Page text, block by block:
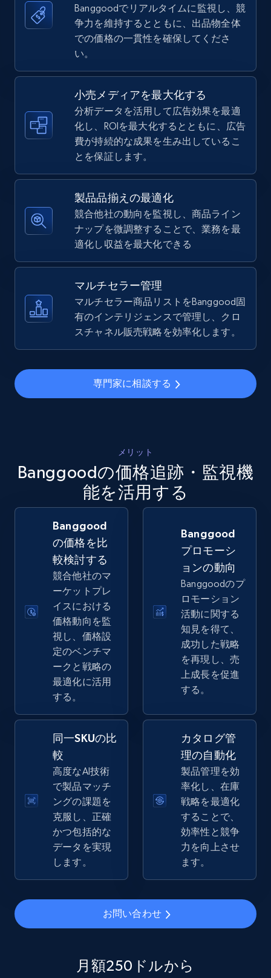
URL, Title, Available, Description, Currency, Initial
price, Final price, Discount percent, and more.
TikTok Shop - category
URL, Title, Available, Description, Currency, Initial
price, Final price, Discount percent, and more.
5.4K+ 668+ 今すぐ始める
TikTok Shop - Collect TikTok shop products
by keywords search
URL, Title, Available, Description, Currency, Initial
price, Final price, Discount percent, and more.
5.4K+ 668+ 今すぐ始める
Amazon sellers info
info, Stars, Feedbacks, Return policy, and more.
2.5K+ 378+ 今すぐ始める
URL, Product id, Title, Seller name, Seller rating,
Seller reviews, Breadcrumbs, Root category, and
more.
2.5K+
eBay - Gather data on products using
specified keywords
URL, Product id, Title, Seller name, Seller rating,
Seller reviews, Breadcrumbs, Root category, and
more.
2.5K+ 359+ 今すぐ始める
eBay - Collect products from shops on eBay
URL, Product id, Title, Seller name, Seller rating,
Banggoodでリアルタイムに監視し、競
争力を維持するとともに、出品物全体
での価格の一貫性を確保してくださ
い。
小売メディアを最大化する
分析データを活用して広告効果を最適
化し、ROIを最大化するとともに、広告
費が持続的な成果を生み出しているこ
とを保証します。
製品品揃えの最適化
競合他社の動向を監視し、商品ライン
ナップを微調整することで、業務を最
適化し収益を最大化できる
マルチセラー管理
マルチセラー商品リストをBanggood固
有のインテリジェンスで管理し、クロ
スチャネル販売戦略を効率化します。
専門家に相談する
メリット
Banggoodの価格追跡・監視機
能を活用する
Banggood
の価格を比
較検討する
競合他社のマ
ーケットプレ
イスにおける
価格動向を監
視し、価格設
定のベンチマ
ークと戦略の
最適化に活用
する。
Banggood
プロモーシ
ョンの動向
Banggoodのプ
ロモーション
活動に関する
知見を得て、
成功した戦略
を再現し、売
上成長を促進
する。
同一SKUの比
較
高度なAI技術
で製品マッチ
ングの課題を
克服し、正確
かつ包括的な
データを実現
します。
カタログ管
理の自動化
製品管理を効
率化し、在庫
戦略を最適化
することで、
効率性と競争
力を向上させ
ます。
お問い合わせ
月額250ドルから